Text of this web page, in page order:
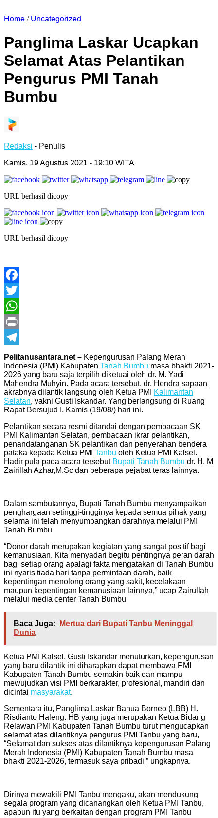
Home / Uncategorized
Panglima Laskar Ucapkan
Selamat Atas Pelantikan
Pengurus PMI Tanah
Bumbu
Redaksi - Penulis
Kamis, 19 Agustus 2021 - 19:10 WITA
URL berhasil dicopy
URL berhasil dicopy
Facebook
Twitter
WhatsApp
Print
Telegram
Pelitanusantara.net – Kepengurusan Palang Merah
Indonesia (PMI) Kabupaten Tanah Bumbu masa bhakti 2021-
2026 yang baru saja terpilih diketuai oleh dr. M. Yadi
Mahendra Muhyin. Pada acara tersebut, dr. Hendra sapaan
akrabnya dilantik langsung oleh Ketua PMI
Kalimantan
Selatan, yakni Gusti Iskandar. Yang berlangsung di Ruang
Rapat Bersujud I, Kamis (19/08/) hari ini.
Pelantikan secara resmi ditandai dengan pembacaan SK
PMI Kalimantan Selatan, pembacaan ikrar pelantikan,
penandatanganan SK pelantikan dan penyerahan bendera
pataka kepada Ketua PMI Tanbu oleh Ketua PMI Kalsel.
Hadir pula pada acara tersebut Bupati Tanah Bumbu dr. H. M
Zairillah Azhar,M.Sc dan beberapa pejabat teras lainnya.
Dalam sambutannya, Bupati Tanah Bumbu menyampaikan
penghargaan setinggi-tingginya kepada semua pihak yang
selama ini telah menyumbangkan darahnya melalui PMI
Tanah Bumbu.
“Donor darah merupakan kegiatan yang sangat positif bagi
kemanusiaan. Kita menyadari begitu pentingnya peran darah
bagi setiap orang apalagi fakta mengatakan di Tanah Bumbu
ini nyaris tiada hari tanpa permintaan darah, baik
kepentingan menolong orang yang sakit, kecelakaan
maupun kepentingan kemanusiaan lainnya,” ucap Zairullah
melalui media center Tanah Bumbu.
Baca Juga:
Mertua dari Bupati Tanbu Meninggal
Dunia
Ketua PMI Kalsel, Gusti Iskandar menuturkan, kepengurusan
yang baru dilantik ini diharapkan dapat membawa PMI
Kabupaten Tanah Bumbu semakin baik dan mampu
mewujudkan visi PMI berkarakter, profesional, mandiri dan
dicintai masyarakat.
Sementara itu, Panglima Laskar Banua Borneo (LBB) H.
Risdianto Haleng. HB yang juga merupakan Ketua Bidang
Relawan PMI Kabupaten Tanah Bumbu turut mengucapkan
selamat atas dilantiknya pengurus PMI Tanbu yang baru,
“Selamat dan sukses atas dilantiknya kepengurusan Palang
Merah Indonesia (PMI) Kabupaten Tanah Bumbu masa
bhakti 2021-2026, termasuk saya pribadi,” ungkapnya.
Dirinya mewakili PMI Tanbu mengaku, akan mendukung
segala program yang dicanangkan oleh Ketua PMI Tanbu,
apapun itu yang berkaitan dengan program PMI Tanbu